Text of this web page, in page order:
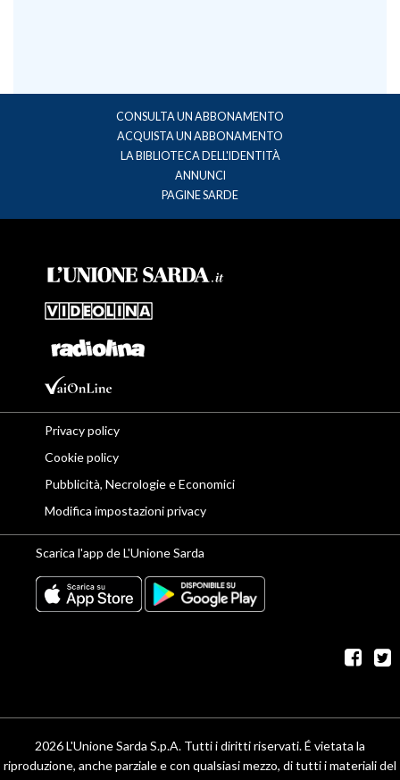
CONSULTA UN ABBONAMENTO
ACQUISTA UN ABBONAMENTO
LA BIBLIOTECA DELL'IDENTITÀ
ANNUNCI
PAGINE SARDE
Privacy policy
Cookie policy
Pubblicità, Necrologie e Economici
Modifica impostazioni privacy
Scarica l'app de L'Unione Sarda
2026 L'Unione Sarda S.p.A. Tutti i diritti riservati. É vietata la
riproduzione, anche parziale e con qualsiasi mezzo, di tutti i materiali del